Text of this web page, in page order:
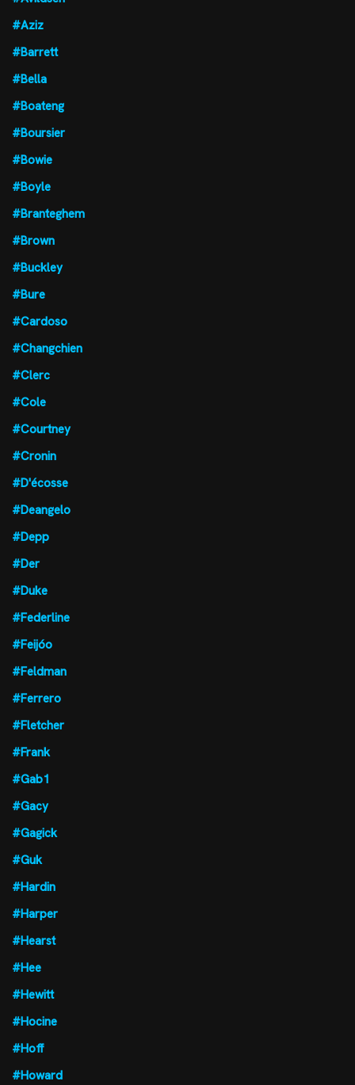
#Aziz
#Barrett
#Bella
#Boateng
#Boursier
#Bowie
#Boyle
#Branteghem
#Brown
#Buckley
#Bure
#Cardoso
#Changchien
#Clerc
#Cole
#Courtney
#Cronin
#D'écosse
#Deangelo
#Depp
#Der
#Duke
#Federline
#Feijóo
#Feldman
#Ferrero
#Fletcher
#Frank
#Gab1
#Gacy
#Gagick
#Guk
#Hardin
#Harper
#Hearst
#Hee
#Hewitt
#Hocine
#Hoff
#Howard